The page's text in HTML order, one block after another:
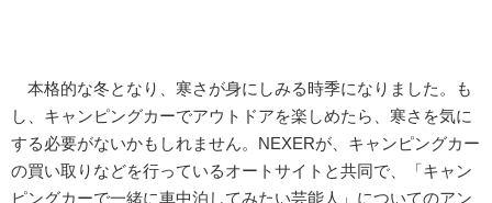
本格的な冬となり、寒さが身にしみる時季になりました。も
し、キャンピングカーでアウトドアを楽しめたら、寒さを気に
する必要がないかもしれません。NEXERが、キャンピングカー
の買い取りなどを行っているオートサイトと共同で、「キャン
ピングカーで一緒に車中泊してみたい芸能人」についてのアン